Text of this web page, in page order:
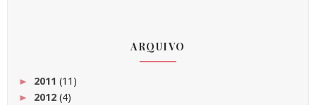
ARQUIVO
► 2011 (11)
► 2012 (4)